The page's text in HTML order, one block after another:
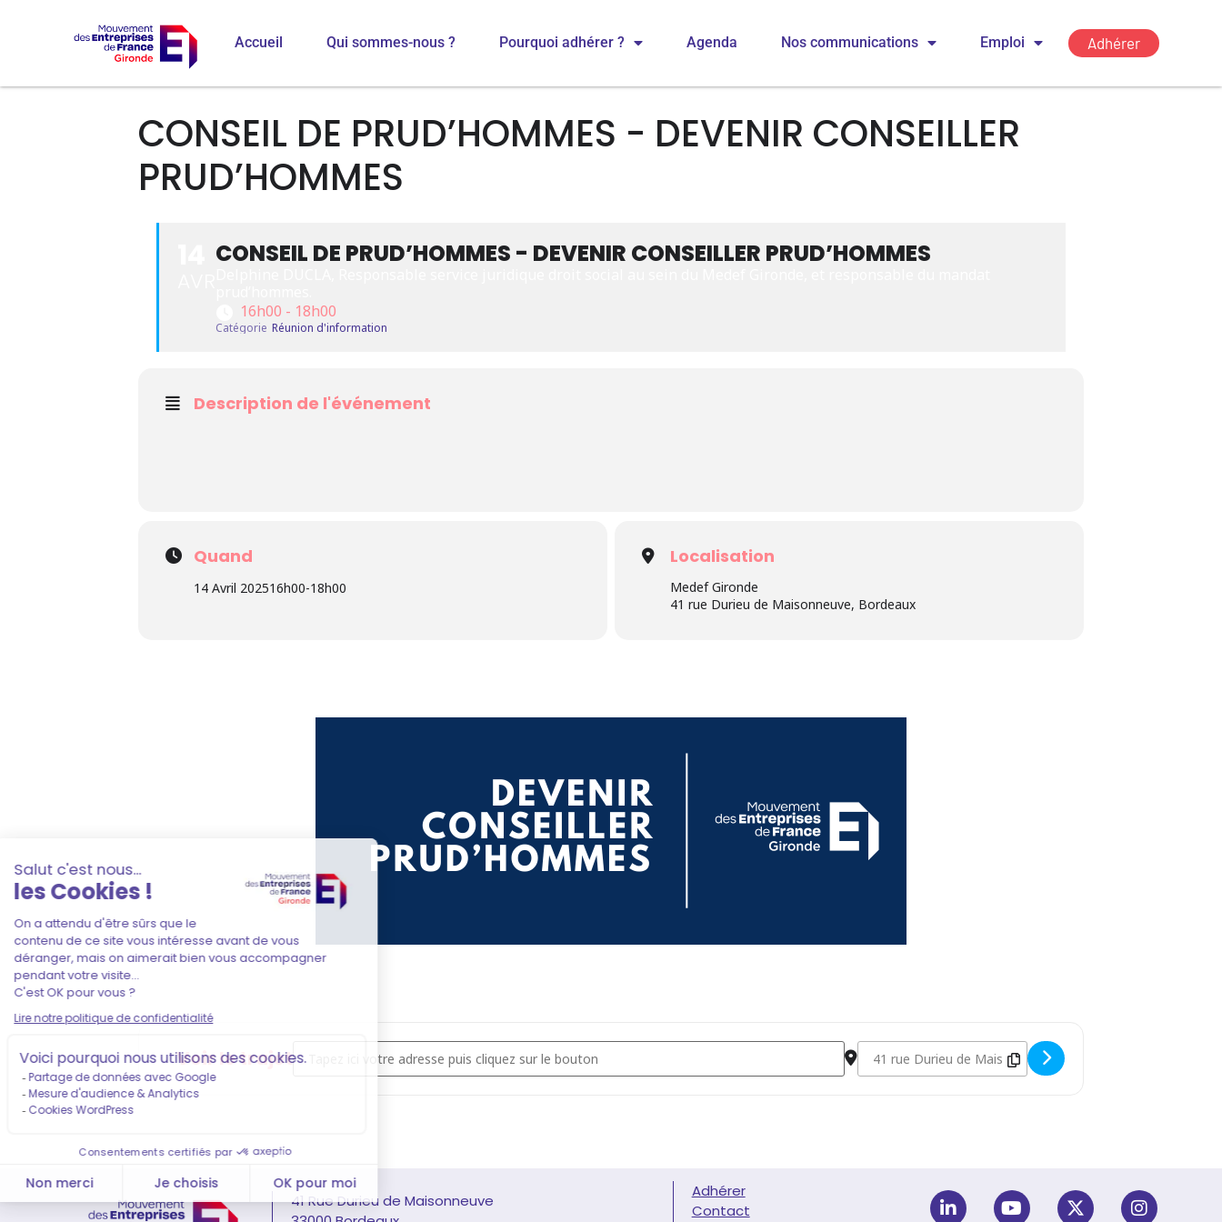
Accueil Qui sommes-nous ? Pourquoi adhérer ? Agenda Nos communications Emploi Adhérer
CONSEIL DE PRUD’HOMMES - DEVENIR CONSEILLER
PRUD’HOMMES
CONSEIL DE PRUD’HOMMES - DEVENIR CONSEILLER PRUD’HOMMES
16h00 - 18h00
Catégorie Réunion d'information
Description de l'événement
Quand
14 Avril 202516h00-18h00
Localisation
Medef Gironde
41 rue Durieu de Maisonneuve, Bordeaux
Voir le trajet Address - CONSEIL DE PRUD’HOMMES - Devenir Conseiller Prud’hommes [QQIjR4H9W] Destination Address - CONSEIL DE PRUD’HOMMES -
41 Rue Durieu de Maisonneuve
Adhérer
Contact